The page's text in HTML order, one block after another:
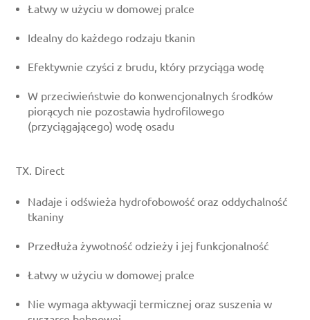
Łatwy w użyciu w domowej pralce
Idealny do każdego rodzaju tkanin
Efektywnie czyści z brudu, który przyciąga wodę
W przeciwieństwie do konwencjonalnych środków
piorących nie pozostawia hydrofilowego
(przyciągającego) wodę osadu
TX. Direct
Nadaje i odświeża hydrofobowość oraz oddychalność
tkaniny
Przedłuża żywotność odzieży i jej funkcjonalność
Łatwy w użyciu w domowej pralce
Nie wymaga aktywacji termicznej oraz suszenia w